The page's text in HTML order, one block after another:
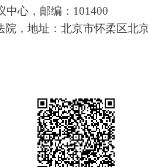
中心，邮编：101400
，地址：北京市怀柔区北